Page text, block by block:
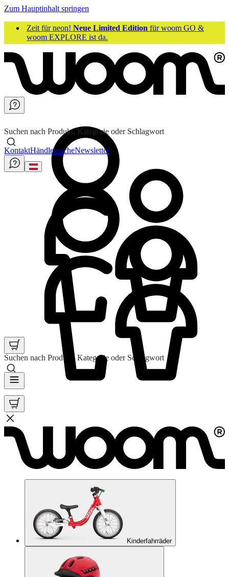
Zum Hauptinhalt springen
Zeit für neon! Neue Limited Edition für woom GO &
woom EXPLORE ist da.
Suchen nach Produkt, Kategorie oder Schlagwort
Suchen nach Produkt, Kategorie oder Schlagwort
KontaktHändlersucheNewsletter
Kinderfahrräder